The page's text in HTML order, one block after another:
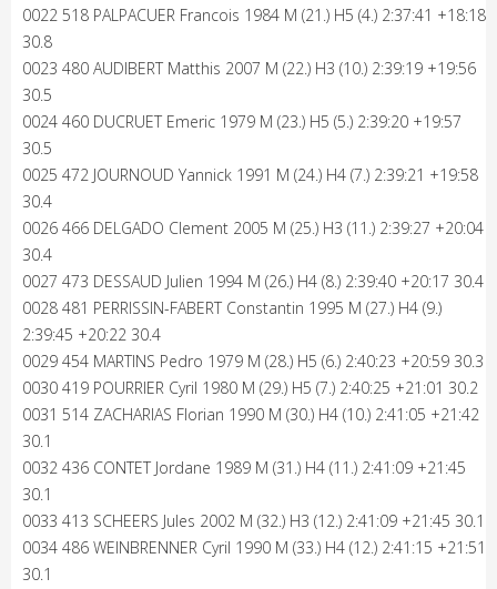
0022 518 PALPACUER Francois 1984 M (21.) H5 (4.) 2:37:41 +18:18
30.8
0023 480 AUDIBERT Matthis 2007 M (22.) H3 (10.) 2:39:19 +19:56
30.5
0024 460 DUCRUET Emeric 1979 M (23.) H5 (5.) 2:39:20 +19:57
30.5
0025 472 JOURNOUD Yannick 1991 M (24.) H4 (7.) 2:39:21 +19:58
30.4
0026 466 DELGADO Clement 2005 M (25.) H3 (11.) 2:39:27 +20:04
30.4
0027 473 DESSAUD Julien 1994 M (26.) H4 (8.) 2:39:40 +20:17 30.4
0028 481 PERRISSIN-FABERT Constantin 1995 M (27.) H4 (9.)
2:39:45 +20:22 30.4
0029 454 MARTINS Pedro 1979 M (28.) H5 (6.) 2:40:23 +20:59 30.3
0030 419 POURRIER Cyril 1980 M (29.) H5 (7.) 2:40:25 +21:01 30.2
0031 514 ZACHARIAS Florian 1990 M (30.) H4 (10.) 2:41:05 +21:42
30.1
0032 436 CONTET Jordane 1989 M (31.) H4 (11.) 2:41:09 +21:45
30.1
0033 413 SCHEERS Jules 2002 M (32.) H3 (12.) 2:41:09 +21:45 30.1
0034 486 WEINBRENNER Cyril 1990 M (33.) H4 (12.) 2:41:15 +21:51
30.1